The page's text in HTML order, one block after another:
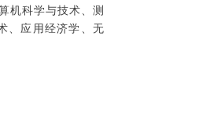
机科学与技术、测
、应用经济学、无